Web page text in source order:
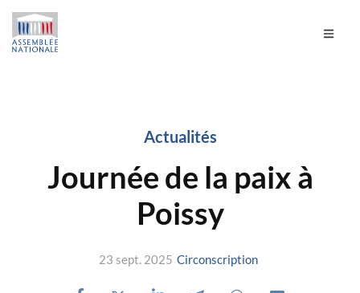
Actualités
Journée de la paix à
Poissy
23 sept. 2025 Circonscription